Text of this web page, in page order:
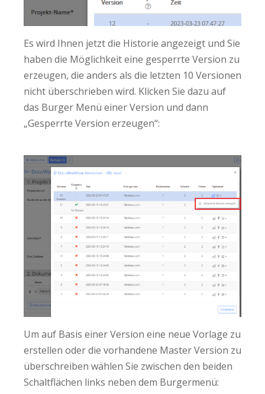
Es wird Ihnen jetzt die Historie angezeigt und Sie
haben die Möglichkeit eine gesperrte Version zu
erzeugen, die anders als die letzten 10 Versionen
nicht überschrieben wird. Klicken Sie dazu auf
das Burger Menü einer Version und dann
„Gesperrte Version erzeugen“:
Um auf Basis einer Version eine neue Vorlage zu
erstellen oder die vorhandene Master Version zu
überschreiben wählen Sie zwischen den beiden
Schaltflächen links neben dem Burgermenü: